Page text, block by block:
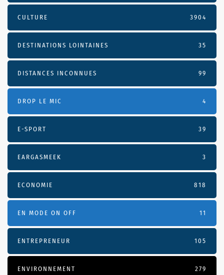
CULTURE 3904
DESTINATIONS LOINTAINES 35
DISTANCES INCONNUES 99
DROP LE MIC 4
E-SPORT 39
EARGASMEEK 3
ECONOMIE 818
EN MODE ON OFF 11
ENTREPRENEUR 105
ENVIRONNEMENT 279